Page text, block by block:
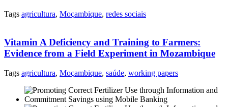
Tags agricultura, Moçambique, redes sociais
Vitamin A Deficiency and Training to Farmers:
Evidence from a Field Experiment in Mozambique
Tags agricultura, Moçambique, saúde, working papers